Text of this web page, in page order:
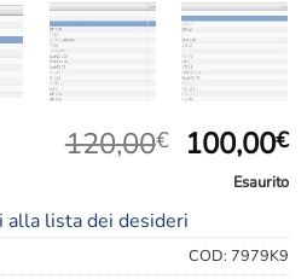
120,00€ Il
prezzo
originale
era:
120,00€.
100,00€Il
Esaurito
alla lista dei desideri
COD: 7979K9